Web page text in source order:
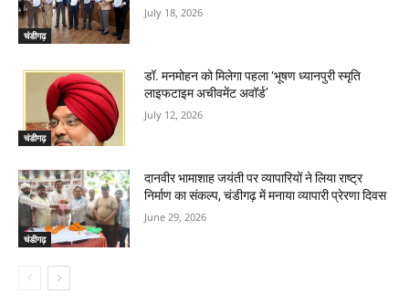
चंडीगढ़
July 18, 2026
चंडीगढ़
डॉ. मनमोहन को मिलेगा पहला ‘भूषण ध्यानपुरी स्मृति
लाइफटाइम अचीवमेंट अवॉर्ड’
July 12, 2026
चंडीगढ़
दानवीर भामाशाह जयंती पर व्यापारियों ने लिया राष्ट्र
निर्माण का संकल्प, चंडीगढ़ में मनाया व्यापारी प्रेरणा दिवस
June 29, 2026